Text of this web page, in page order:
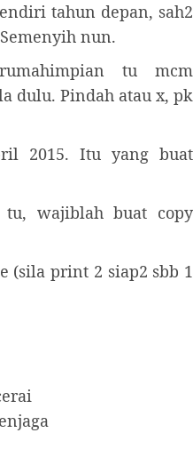
tahun depan, sah2
nun.
tu mcm
dulu. Pindah atau x, pk
2015. Itu yang buat
wajiblah buat copy
(sila print 2 siap2 sbb 1